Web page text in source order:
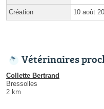
Création 10 août
Vétérinaires
Collette Bertrand
Bressolles
2 km